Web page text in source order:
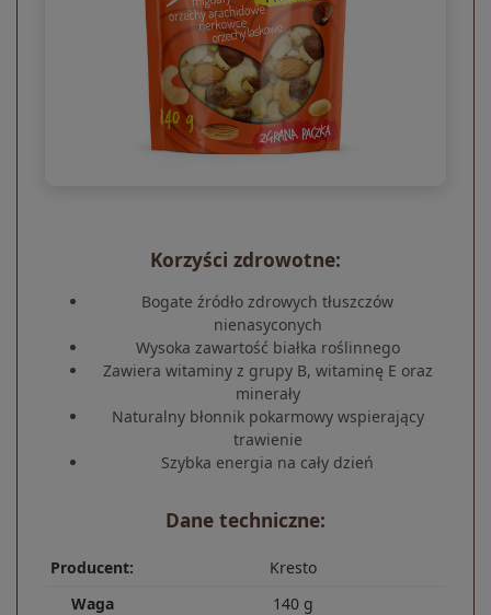
Korzyści zdrowotne:
Bogate źródło zdrowych tłuszczów
nienasyconych
Wysoka zawartość białka roślinnego
Zawiera witaminy z grupy B, witaminę E oraz
minerały
Naturalny błonnik pokarmowy wspierający
trawienie
Szybka energia na cały dzień
Dane techniczne:
Producent:
Kresto
Waga
140 g